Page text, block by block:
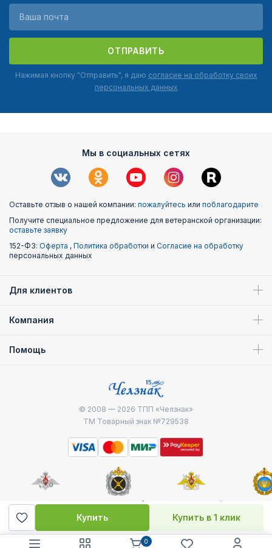
Купить Купить в 1 клик
ОТПРАВИТЬ
Нажимая кнопку "Отправить", я даю согласие на обработку своих
персональных данных
Мы в социальных сетях
Оставьте отзыв о нашей компании: пожалуйтесь или поблагодарите
Получите специальное предложение для ветеранской организации:
оставьте заявку
152-ФЗ: Оферта , Политика обработки и Согласие на обработку
персональных данных
Для клиентов
Компания
Помощь
© 2008 — 2026 ТПП «Челзнак»
ТМ Товарный знак №729538
Министерство
Генштаб ВС РФ
Военно-морской
флот
десантные
0